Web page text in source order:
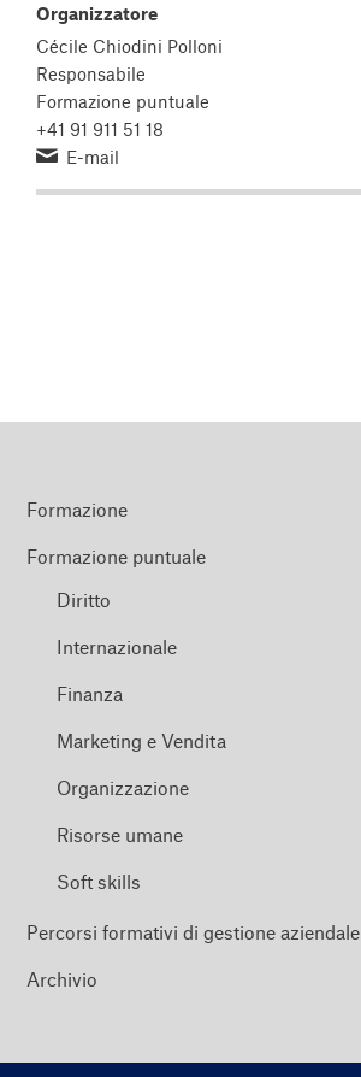
Organizzatore
Cécile Chiodini Polloni
Responsabile
Formazione puntuale
+41 91 911 51 18
E-mail
Formazione
Formazione puntuale
Diritto
Internazionale
Finanza
Marketing e Vendita
Organizzazione
Risorse umane
Soft skills
Percorsi formativi di gestione aziendale
Archivio